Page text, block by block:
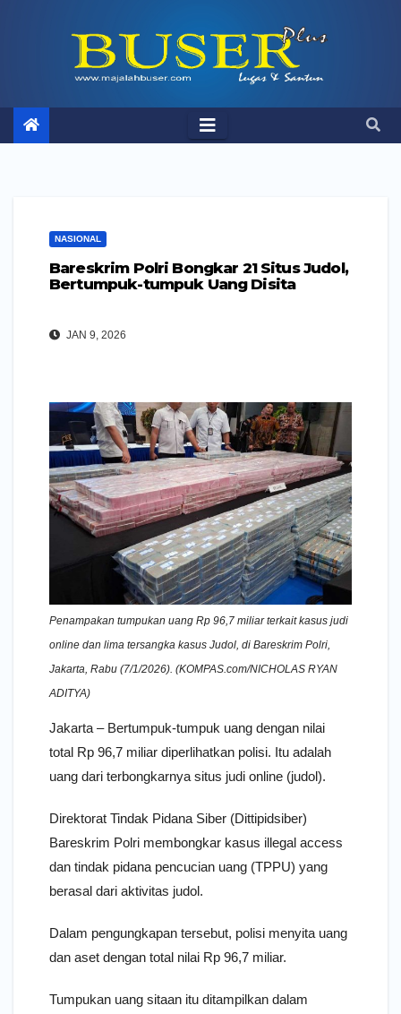
NASIONAL
Bareskrim Polri Bongkar 21 Situs Judol,
Bertumpuk-tumpuk Uang Disita
JAN 9, 2026
Penampakan tumpukan uang Rp 96,7 miliar terkait kasus judi
online dan lima tersangka kasus Judol, di Bareskrim Polri,
Jakarta, Rabu (7/1/2026). (KOMPAS.com/NICHOLAS RYAN
ADITYA)
Jakarta – Bertumpuk-tumpuk uang dengan nilai
total Rp 96,7 miliar diperlihatkan polisi. Itu adalah
uang dari terbongkarnya situs judi online (judol).
Direktorat Tindak Pidana Siber (Dittipidsiber)
Bareskrim Polri membongkar kasus illegal access
dan tindak pidana pencucian uang (TPPU) yang
berasal dari aktivitas judol.
Dalam pengungkapan tersebut, polisi menyita uang
dan aset dengan total nilai Rp 96,7 miliar.
Tumpukan uang sitaan itu ditampilkan dalam